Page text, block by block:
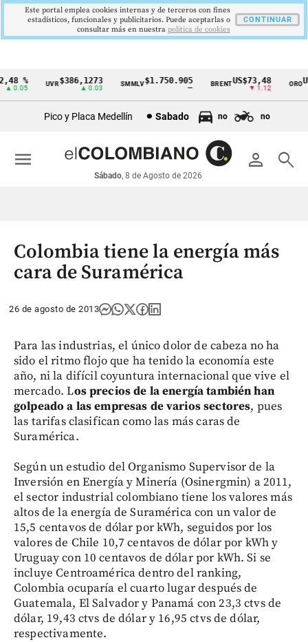
Cintillo
económicos
Colombia
%
0.05
UVR$386,1273
▲ 0.03
SMMLV$1.750.905 BRENTUS$73,48
▼ 1.12
ORO
Pico y Placa Medellín Sabado no no
person search
Sábado, 8 de Agosto de 2026
menu
Colombia tiene la energía más
cara de Suramérica
26 de agosto de 2013
Para las industrias, el único dolor de cabeza no ha
sido el ritmo flojo que ha tenido la economía este
año, ni la difícil coyuntura internacional que vive el
mercado. Los precios de la energía también han
golpeado a las empresas de varios sectores, pues
las tarifas clasifican como las más caras de
Suramérica.
Según un estudio del Organismo Supervisor de la
Inversión en Energía y Minería (Osinergmin) a 2011,
el sector industrial colombiano tiene los valores más
altos de la energía de Suramérica con un valor de
15,5 centavos de dólar por kWh, seguidos por los
valores de Chile 10,7 centavos de dólar por kWh y
Uruguay con 10 centavos de dólar por kWh. Si se
incluye Centroamérica dentro del ranking,
Colombia ocuparía el cuarto lugar después de
Guatemala, El Salvador y Panamá con 23,3 ctvs de
dólar, 19,43 ctvs de dólar y 16,95 ctvs de dólar,
respectivamente.
Este portal emplea cookies internas y de terceros con fines
estadísticos, funcionales y publicitarios. Puede aceptarlas o
consultar más en nuestra politica de cookies
CONTINUAR